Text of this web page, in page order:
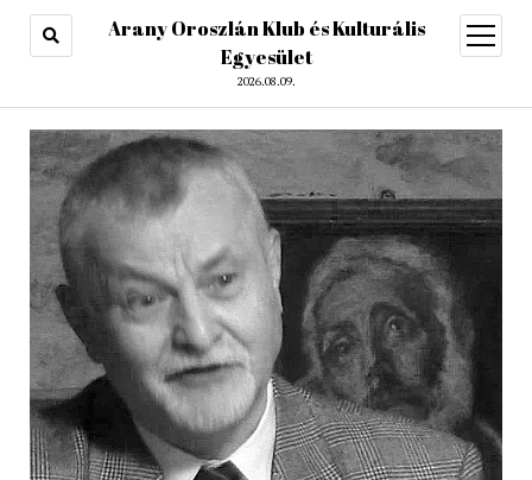
Arany Oroszlán Klub és Kulturális
Egyesület
2026.08.09.
open
menu